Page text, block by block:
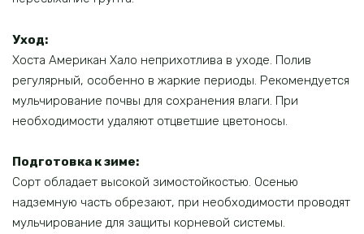
Уход:
Хоста Американ Хало неприхотлива в уходе. Полив
регулярный, особенно в жаркие периоды. Рекомендуется
мульчирование почвы для сохранения влаги. При
необходимости удаляют отцветшие цветоносы.
Подготовка к зиме:
Сорт обладает высокой зимостойкостью. Осенью
надземную часть обрезают, при необходимости проводят
мульчирование для защиты корневой системы.